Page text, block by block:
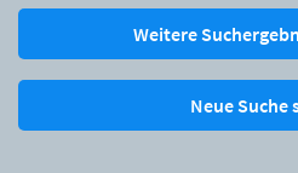
Weitere
Neue Suche